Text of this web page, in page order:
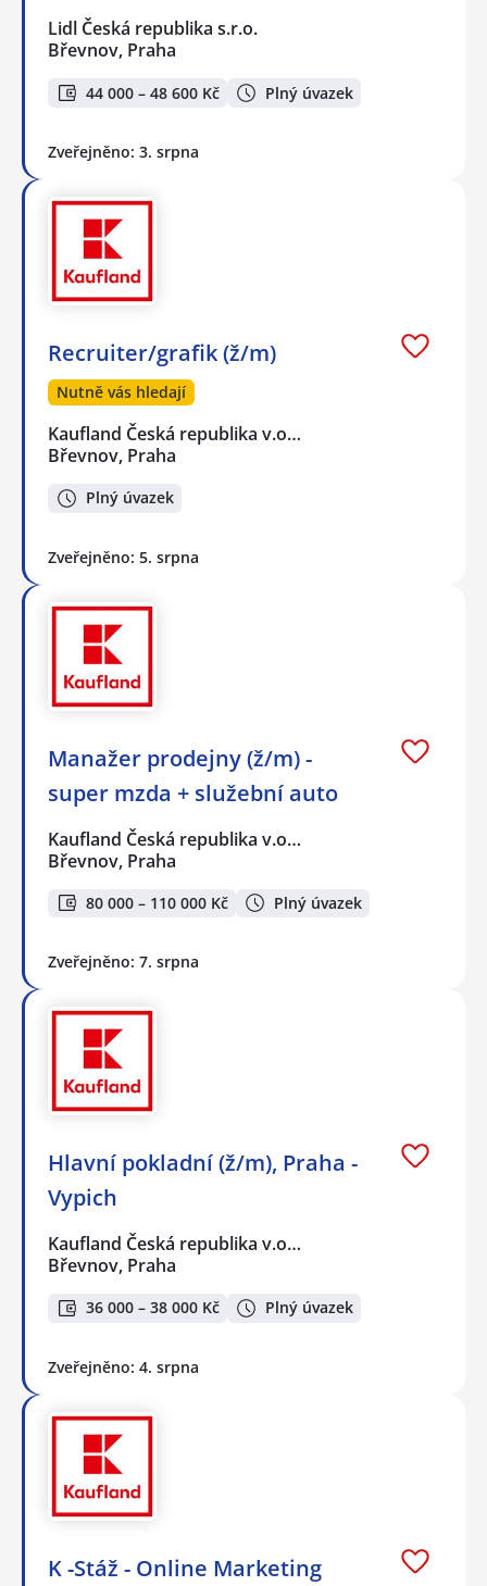
Lidl Česká republika s.r.o.
Břevnov, Praha
44 000 – 48 600 Kč Plný úvazek
Zveřejněno: 3. srpna
Recruiter/grafik (ž/m)
Nutně vás hledají
Kaufland Česká republika v.o…
Břevnov, Praha
Plný úvazek
Zveřejněno: 5. srpna
Manažer prodejny (ž/m) -
super mzda + služební auto
Kaufland Česká republika v.o…
Břevnov, Praha
80 000 – 110 000 Kč Plný úvazek
Zveřejněno: 7. srpna
Hlavní pokladní (ž/m), Praha -
Vypich
Kaufland Česká republika v.o…
Břevnov, Praha
36 000 – 38 000 Kč Plný úvazek
Zveřejněno: 4. srpna
K -Stáž - Online Marketing